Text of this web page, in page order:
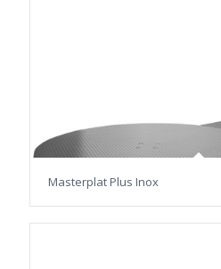
Masterplat Plus Inox